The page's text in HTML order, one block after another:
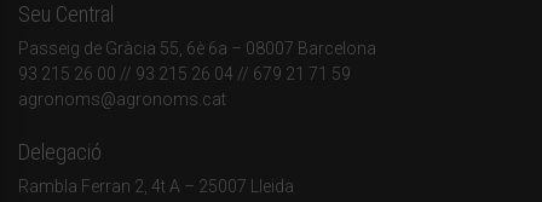
Seu Central
Passeig de Gràcia 55, 6è 6a – 08007 Barcelona
93 215 26 00 // 93 215 26 04 // 679 21 71 59
agronoms@agronoms.cat
Delegació
Rambla Ferran 2, 4t A – 25007 Lleida